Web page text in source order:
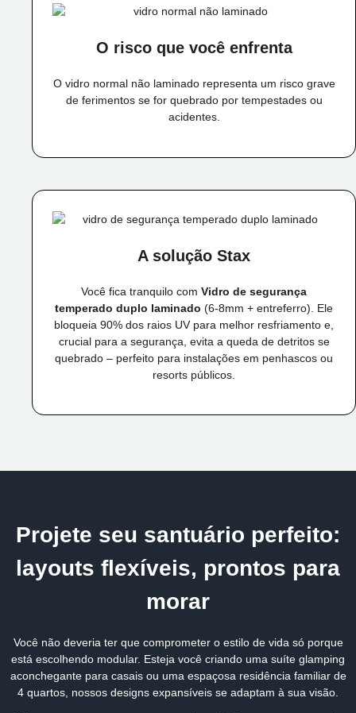
O risco que você enfrenta
O vidro normal não laminado representa um risco grave
de ferimentos se for quebrado por tempestades ou
acidentes.
A solução Stax
Você fica tranquilo com Vidro de segurança
temperado duplo laminado (6-8mm + entreferro). Ele
bloqueia 90% dos raios UV para melhor resfriamento e,
crucial para a segurança, evita a queda de detritos se
quebrado – perfeito para instalações em penhascos ou
resorts públicos.
Projete seu santuário perfeito:
layouts flexíveis, prontos para
morar
Você não deveria ter que comprometer o estilo de vida só porque
está escolhendo modular. Esteja você criando uma suíte glamping
aconchegante para casais ou uma espaçosa residência familiar de
4 quartos, nossos designs expansíveis se adaptam à sua visão.